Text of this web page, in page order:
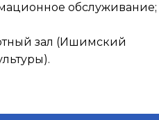
обслуживание;
зал (Ишимский